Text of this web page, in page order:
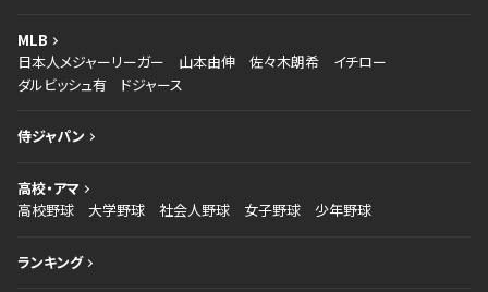
MLB
日本人メジャーリーガー
山本由伸 佐々木朗希
イチロー
ダルビッシュ有
ドジャース
侍ジャパン
高校・アマ
高校野球
大学野球 社会人野球 女子野球 少年野球
ランキング